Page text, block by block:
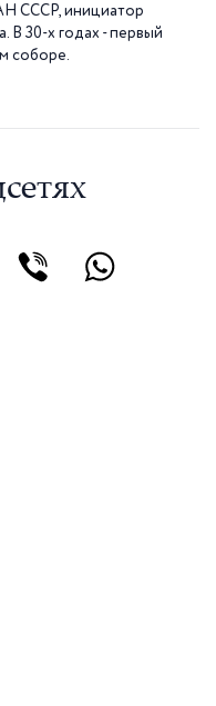
СССР, инициатор
В 30-х годах - первый
соборе.